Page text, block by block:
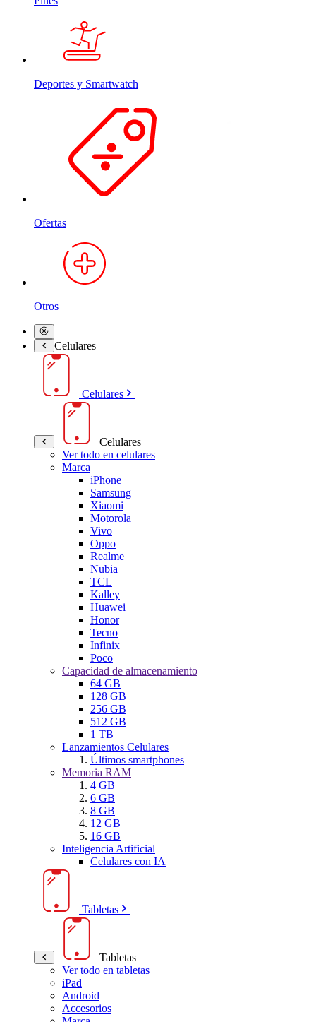
Deportes y Smartwatch
Ofertas
Otros
Celulares
Celulares
Celulares
Ver todo en celulares
Marca
iPhone
Samsung
Xiaomi
Motorola
Vivo
Oppo
Realme
Nubia
TCL
Kalley
Huawei
Honor
Tecno
Infinix
Poco
Capacidad de almacenamiento
64 GB
128 GB
256 GB
512 GB
1 TB
Lanzamientos Celulares
Últimos smartphones
Memoria RAM
4 GB
6 GB
8 GB
12 GB
16 GB
Inteligencia Artificial
Celulares con IA
Tabletas
Tabletas
Ver todo en tabletas
iPad
Android
Accesorios